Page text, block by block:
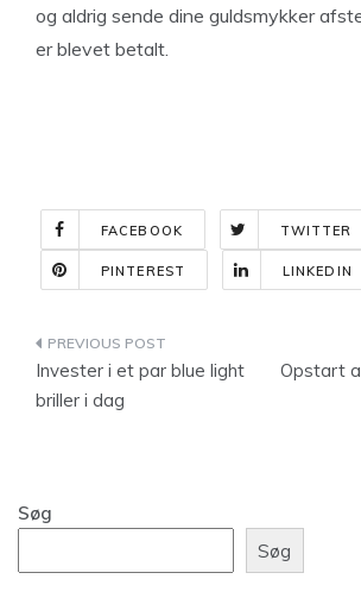
og aldrig sende dine guldsmykker
er blevet betalt.
FACEBOOK TWITTER
PINTEREST LINKEDIN
Indlægsnavigation
Invester i et par blue light
briller i dag
Opstart
Søg
Søg